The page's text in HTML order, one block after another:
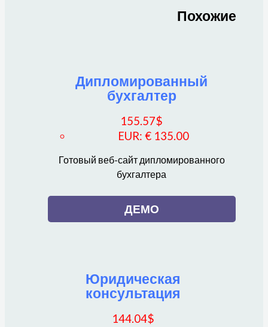
Похожие
Дипломированный
бухгалтер
155.57$
EUR:€ 135.00
Готовый веб-сайт дипломированного
бухгалтера
ДЕМО
Юридическая
консультация
144.04$